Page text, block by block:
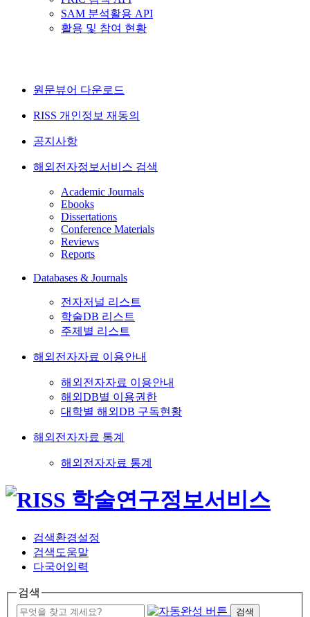
SAM 분석활용 API
활용 및 참여 현황
원문뷰어 다운로드
RISS 개인정보 재동의
공지사항
해외전자정보서비스 검색
Academic Journals
Ebooks
Dissertations
Conference Materials
Reviews
Reports
Databases & Journals
전자저널 리스트
학술DB 리스트
주제별 리스트
해외전자자료 이용안내
해외전자자료 이용안내
해외DB별 이용권한
대학별 해외DB 구독현황
해외전자자료 통계
해외전자자료 통계
검색환경설정
검색도움말
다국어입력
검색
검색